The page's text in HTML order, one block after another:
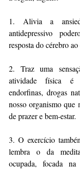
1. Alivia a
antidepressivo
resposta do cérebro ao
2. Traz uma
atividade física é
endorfinas, drogas
nosso organismo que
de prazer e bem-estar.
3. O exercício
lembra o da
ocupada, focada